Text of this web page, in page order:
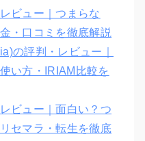
ビュー｜つまらな
・口コミを徹底解説
の評判・レビュー｜
い方・IRIAM比較を
ビュー｜面白い？つ
セマラ・転生を徹底